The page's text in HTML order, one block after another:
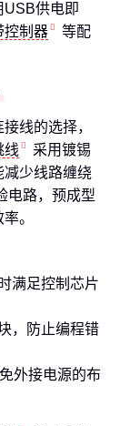
USB供电即
控制器
等配
线的选择，
线
采用镀锡
少线路缠绕
电路，预成型
。
满足控制芯片
，防止编程错
外接电源的布